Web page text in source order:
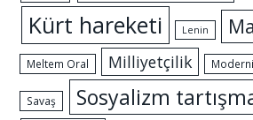
Kürt hareketi Lenin
Meltem Oral Milliyetçilik
Savaş Sosyalizm